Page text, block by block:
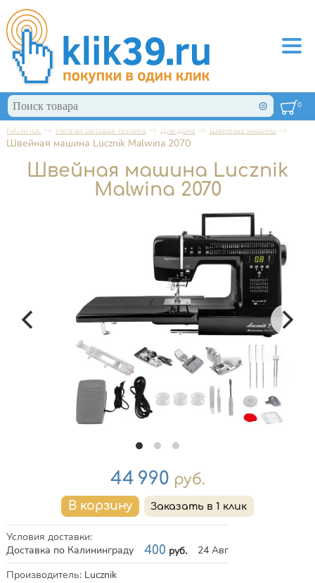
Перейти к основному содержанию
Форма поиска
Поиск 0
Вы здесь
КАТАЛОГ ⇨ Мелкая бытовая техника ⇨ Для дома ⇨ Швейные машины ⇨
Швейная машина Lucznik Malwina 2070
Швейная машина Lucznik
Malwina 2070
Цена
44 990 руб.
Условия доставки:
Доставка по Калининграду
400 руб.
24 Авг
Характеристики
Производитель: Lucznik